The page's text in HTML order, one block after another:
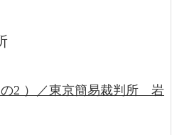
2 ）／東京簡易裁判所 岩